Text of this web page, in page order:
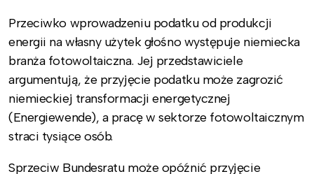
Przeciwko wprowadzeniu podatku od produkcji
energii na własny użytek głośno występuje niemiecka
branża fotowoltaiczna. Jej przedstawiciele
argumentują, że przyjęcie podatku może zagrozić
niemieckiej transformacji energetycznej
(Energiewende), a pracę w sektorze fotowoltaicznym
straci tysiące osób.
Sprzeciw Bundesratu może opóźnić przyjęcie